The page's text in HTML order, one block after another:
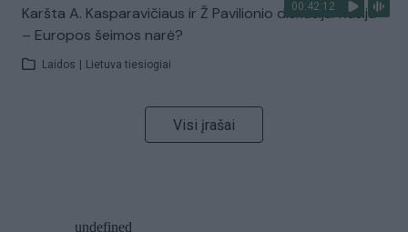
00:42:12
Karšta A. Kasparavičiaus ir Ž Pavilionio diskusija: Rusija
– Europos šeimos narė?
Laidos Lietuva tiesiogiai
Visi įrašai